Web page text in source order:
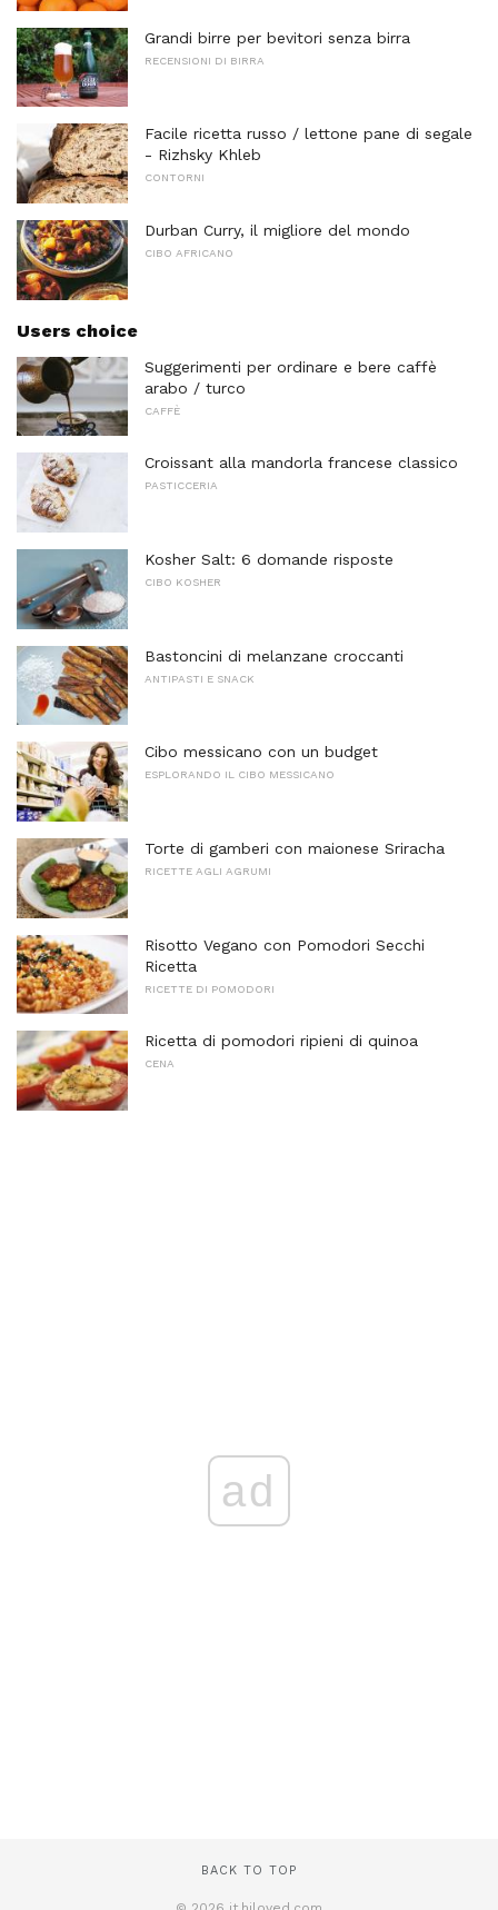
Grandi birre per bevitori senza birra
RECENSIONI DI BIRRA
Facile ricetta russo / lettone pane di segale
- Rizhsky Khleb
CONTORNI
Durban Curry, il migliore del mondo
CIBO AFRICANO
Users choice
Suggerimenti per ordinare e bere caffè
arabo / turco
CAFFÈ
Croissant alla mandorla francese classico
PASTICCERIA
Kosher Salt: 6 domande risposte
CIBO KOSHER
Bastoncini di melanzane croccanti
ANTIPASTI E SNACK
Cibo messicano con un budget
ESPLORANDO IL CIBO MESSICANO
Torte di gamberi con maionese Sriracha
RICETTE AGLI AGRUMI
Risotto Vegano con Pomodori Secchi
Ricetta
RICETTE DI POMODORI
Ricetta di pomodori ripieni di quinoa
CENA
ad
BACK TO TOP